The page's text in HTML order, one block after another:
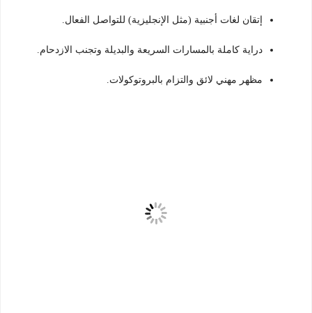
إتقان لغات أجنبية (مثل الإنجليزية) للتواصل الفعال.
دراية كاملة بالمسارات السريعة والبديلة وتجنب الازدحام.
مظهر مهني لائق والتزام بالبروتوكولات.